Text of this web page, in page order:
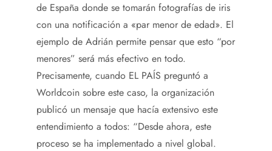
de España donde se tomarán fotografías de iris
con una notificación a «par menor de edad». El
ejemplo de Adrián permite pensar que esto “por
menores” será más efectivo en todo.
Precisamente, cuando EL PAÍS preguntó a
Worldcoin sobre este caso, la organización
publicó un mensaje que hacía extensivo este
entendimiento a todos: “Desde ahora, este
proceso se ha implementado a nivel global.